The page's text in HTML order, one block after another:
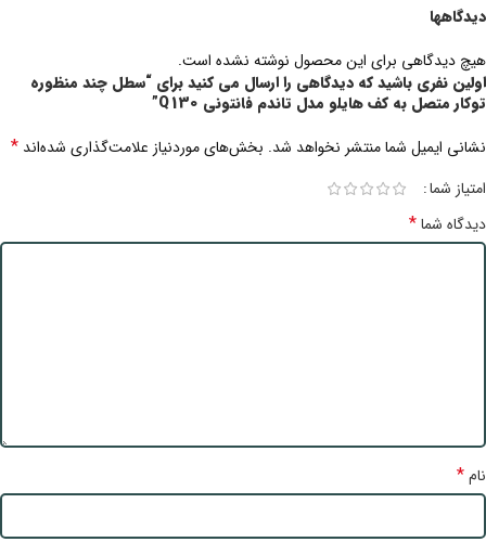
دیدگاهها
هیچ دیدگاهی برای این محصول نوشته نشده است.
اولین نفری باشید که دیدگاهی را ارسال می کنید برای “سطل چند منظوره
توکار متصل به کف هایلو مدل تاندم فانتونی Q130”
نشانی ایمیل شما منتشر نخواهد شد. بخش‌های موردنیاز علامت‌گذاری شده‌اند *
امتیاز شما
دیدگاه شما*
نام*